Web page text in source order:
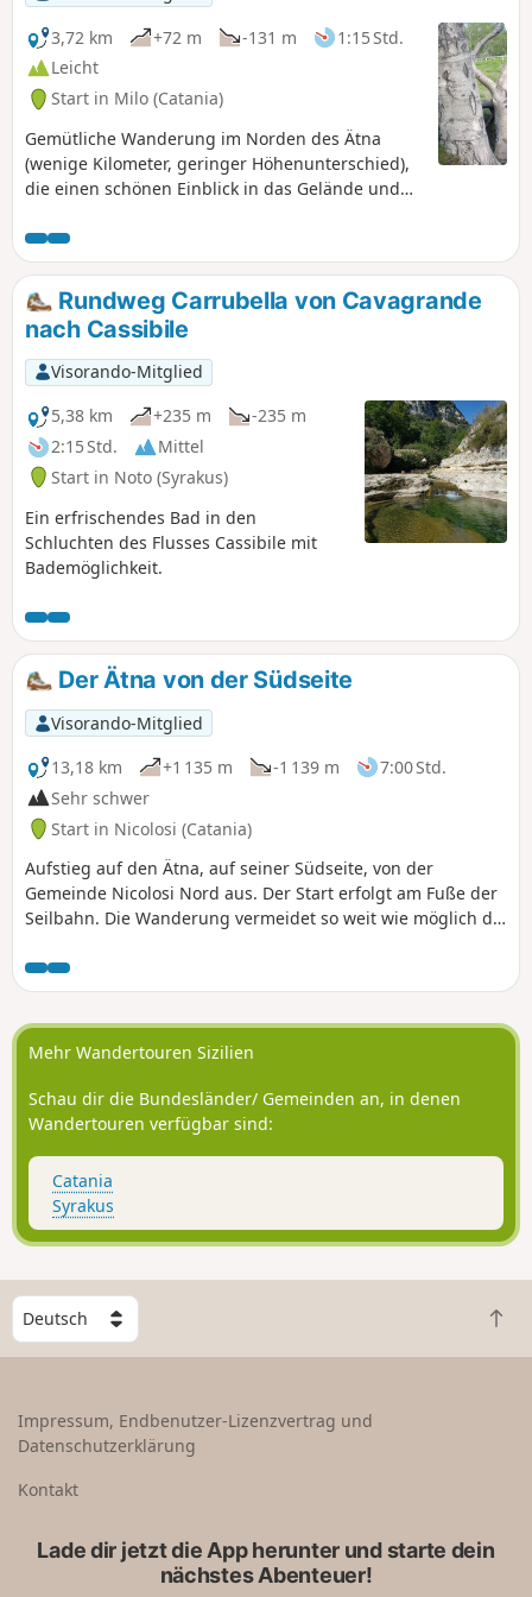
3,72 km
+72 m -131 m
1:15 Std.
Leicht
Start in Milo (Catania)
Gemütliche Wanderung im Norden des Ätna
(wenige Kilometer, geringer Höhenunterschied),
die einen schönen Einblick in das Gelände und
Sartorius-Krater geschaffen hat, stammt aus dem
Ende des 19. Jahrhunderts, die Natur hat sich
teilweise wieder zurückerobert.
Rundweg Carrubella von Cavagrande
nach Cassibile
Visorando-Mitglied
5,38 km
+235 m
-235 m
2:15 Std.
Mittel
Start in Noto (Syrakus)
Ein erfrischendes Bad in den
Schluchten des Flusses Cassibile mit
Bademöglichkeit.
Der Ätna von der Südseite
Visorando-Mitglied
13,18 km
+1 135 m -1 139 m
7:00 Std.
Sehr schwer
Start in Nicolosi (Catania)
Aufstieg auf den Ätna, auf seiner Südseite, von der
Gemeinde Nicolosi Nord aus. Der Start erfolgt am Fuße der
Seilbahn. Die Wanderung vermeidet so weit wie möglich die
Dann Weitergang bis zum ersten Krater (mit dem Minibus
erreichbar). Achtung => Ab diesem Ort (1) ist ein Bergführer
obligatorisch. Der Rückweg erfolgte auf dem gleichen Weg
(auch wenn ich Varianten hätte nehmen können).
Mehr Wandertouren Sizilien
Schau dir die Bundesländer/ Gemeinden an, in denen
Wandertouren verfügbar sind:
Catania
Syrakus
W
h
e
n
Z
u
Impressum, Endbenutzer-Lizenzvertrag und
Datenschutzerklärung
Kontakt
Lade dir jetzt die App herunter und starte dein
nächstes Abenteuer!